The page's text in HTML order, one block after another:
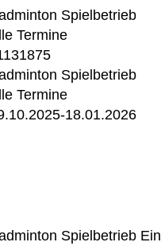
Spielbetrieb
Termine
Spielbetrieb
Termine
18.01.2026
Spielbetrieb Ein